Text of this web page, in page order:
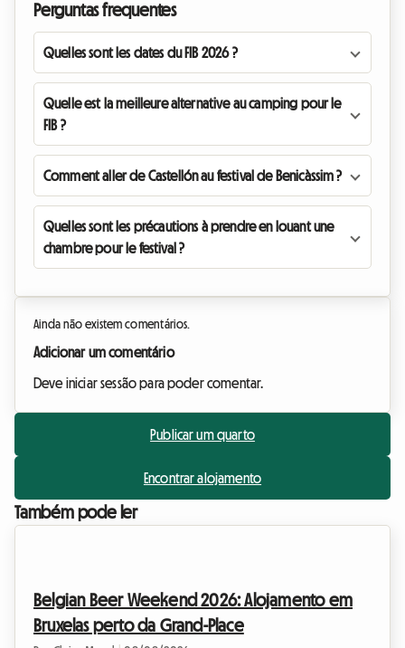
Perguntas frequentes
Quelles sont les dates du FIB 2026 ?
Quelle est la meilleure alternative au camping pour le
FIB ?
Comment aller de Castellón au festival de Benicàssim ?
Quelles sont les précautions à prendre en louant une
chambre pour le festival ?
Ainda não existem comentários.
Adicionar um comentário
Deve iniciar sessão para poder comentar.
Publicar um quarto
Encontrar alojamento
Também pode ler
Belgian Beer Weekend 2026: Alojamento em
Bruxelas perto da Grand-Place